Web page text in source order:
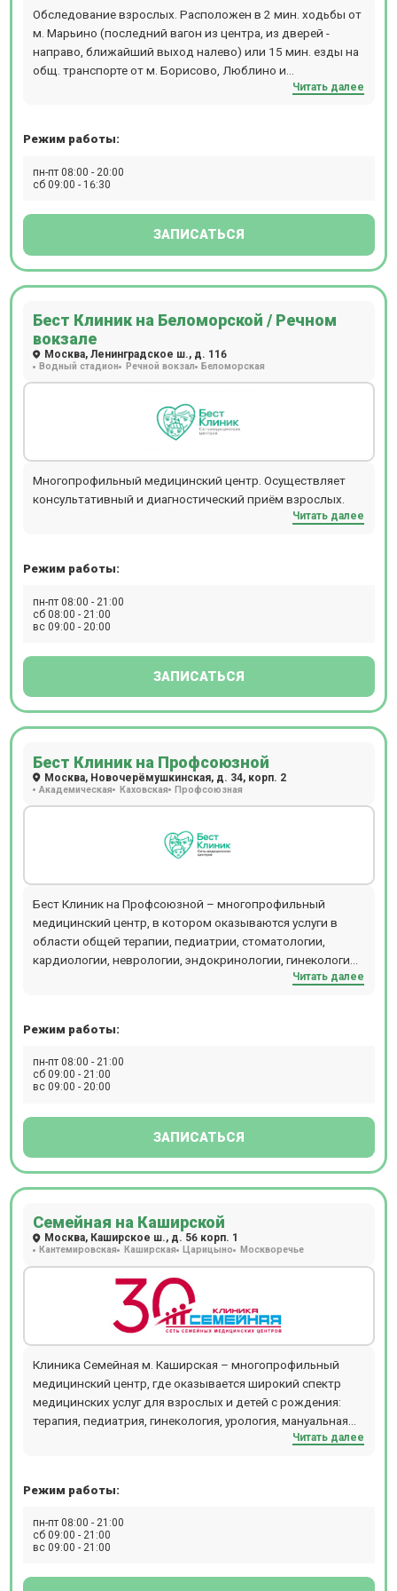
Lumenis M22. МРТ в клинике на Красносельской работает
24/7
Обследование взрослых. Расположен в 2 мин. ходьбы от
м. Марьино (последний вагон из центра, из дверей -
направо, ближайший выход налево) или 15 мин. езды на
общ. транспорте от м. Борисово, Люблино и
Шипиловская. Прием происходит по предварительной
Читать далее
Режим работы:
пн-пт 08:00 - 20:00
сб 09:00 - 16:30
ЗАПИСАТЬСЯ
Бест Клиник на Беломорской / Речном
вокзале
Москва, Ленинградское ш., д. 116
Водный стадион Речной вокзал Беломорская
Многопрофильный медицинский центр. Осуществляет
консультативный и диагностический приём взрослых.
Читать далее
Режим работы:
пн-пт 08:00 - 21:00
сб 08:00 - 21:00
вс 09:00 - 20:00
ЗАПИСАТЬСЯ
Бест Клиник на Профсоюзной
Москва, Новочерёмушкинская, д. 34, корп. 2
Академическая Каховская Профсоюзная
Бест Клиник на Профсоюзной – многопрофильный
медицинский центр, в котором оказываются услуги в
области общей терапии, педиатрии, стоматологии,
кардиологии, неврологии, эндокринологии, гинекологии,
урологии, косметологии и других направлений. В
исследований – УЗИ, допплерографии, рентгенографии,
во сне. На территории центра расположена лаборатория,
в которой выполняют свыше 200 анализов. Женщинам
Минздрава РФ и дополненные рекомендациями ВОЗ.
Читать далее
Режим работы:
пн-пт 08:00 - 21:00
сб 09:00 - 21:00
вс 09:00 - 20:00
ЗАПИСАТЬСЯ
Семейная на Каширской
Москва, Каширское ш., д. 56 корп. 1
Кантемировская Каширская Царицыно Москворечье
Клиника Семейная м. Каширская – многопрофильный
медицинский центр, где оказывается широкий спектр
медицинских услуг для взрослых и детей с рождения:
терапия, педиатрия, гинекология, урология, мануальная
терапия, дерматология, флебология, проктология,
физиотерапия и т.д. В отделении проводятся следующие
ЭКГ, эхокардиография, биопсия, допплерография,
ректороманоскопия, суточное мониторирование
Читать далее
Режим работы:
пн-пт 08:00 - 21:00
сб 09:00 - 21:00
вс 09:00 - 21:00